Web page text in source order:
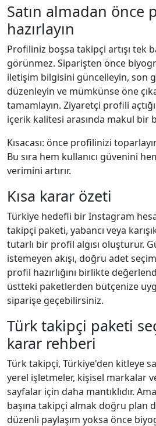
Satın almadan önce
hazırlayın
Profiliniz boşsa takipçi artışı tek
görünmez. Siparişten önce
iletişim bilgisini güncelleyin, son
düzenleyin ve mümkünse öne
tamamlayın. Ziyaretçi profili
içerik kalitesi arasında makul bir
Kısacası: önce profilinizi
Bu sıra hem kullanıcı güvenini
verimini artırır.
Kısa karar özeti
Türkiye hedefli bir Instagram
takipçi paketi, yabancı veya
tutarlı bir profil algısı oluşturur.
istemeyen akışı, doğru adet
profil hazırlığını birlikte
üstteki paketlerden bütçenize
siparişe geçebilirsiniz.
Türk takipçi paketi
karar rehberi
Türk takipçi, Türkiye'den kitleye
yerel işletmeler, kişisel markalar
sayfalar için daha mantıklıdır.
başına takipçi almak doğru plan
düzenli paylaşım yoksa önce